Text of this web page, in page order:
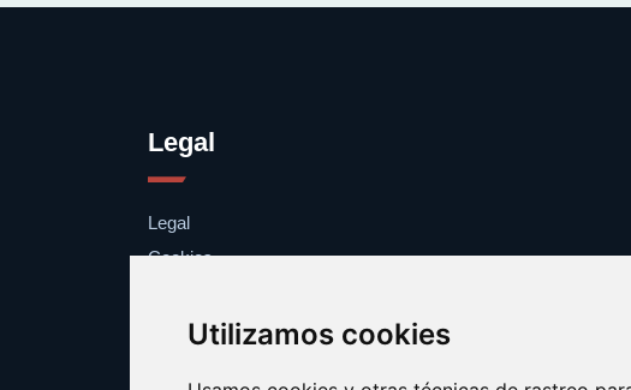
Utilizamos cookies
Legal
Legal
Cookies